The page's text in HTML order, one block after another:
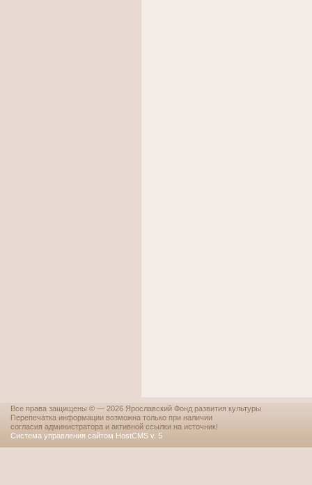
Все права защищены © — 2026 Ярославский Фонд развития культуры
Перепечатка информации возможна только при наличии
согласия администратора и активной ссылки на источник!
Система управления сайтом HostCMS v. 5